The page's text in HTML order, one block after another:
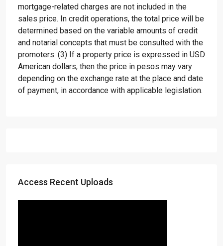
mortgage-related charges are not included in the
sales price. In credit operations, the total price will be
determined based on the variable amounts of credit
and notarial concepts that must be consulted with the
promoters. (3) If a property price is expressed in USD
American dollars, then the price in pesos may vary
depending on the exchange rate at the place and date
of payment, in accordance with applicable legislation.
Access Recent Uploads